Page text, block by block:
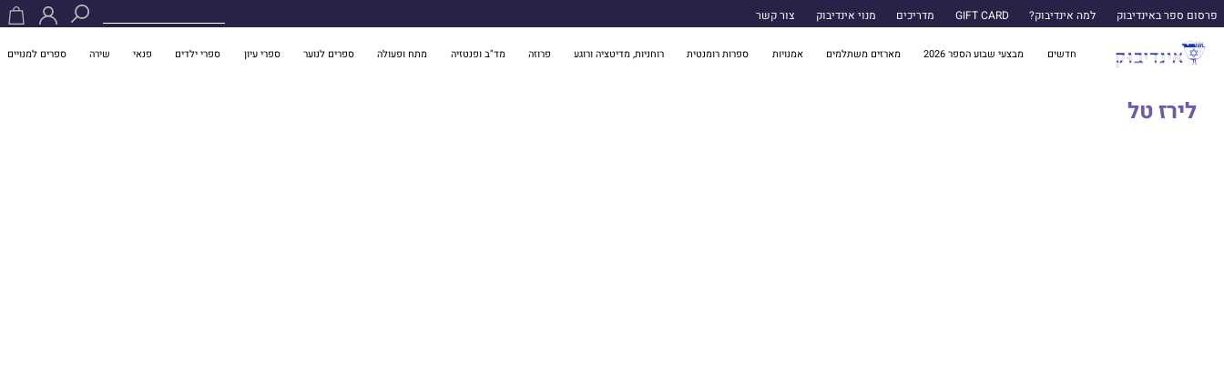
פרסום ספר באינדיבוק למה אינדיבוק? GIFT CARD מדריכים מנוי אינדיבוק צור קשר
חדשים מבצעי שבוע הספר 2026 מארזים משתלמים אמנויות ספרות רומנטית רוחניות, מדיטציה ורוגע פרוזה מד"ב ופנטזיה מתח ופעולה ספרים לנוער ספרי עיון ספרי ילדים פנאי שירה ספרים למנויים
לירז טל